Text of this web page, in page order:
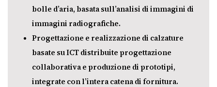
bolle d’aria, basata sull’analisi di immagini di
immagini radiografiche.
Progettazione e realizzazione di calzature
basate su ICT distribuite progettazione
collaborativa e produzione di prototipi,
integrate con l’intera catena di fornitura.